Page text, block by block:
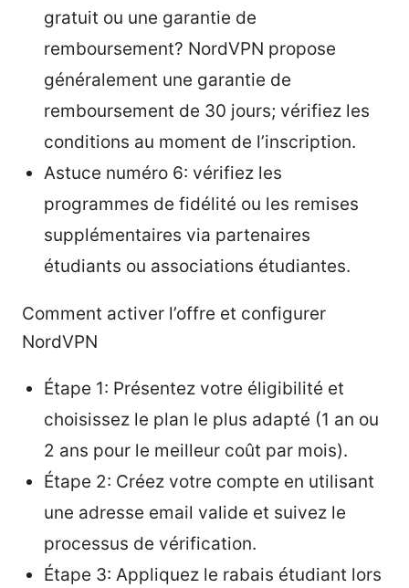
gratuit ou une garantie de
remboursement? NordVPN propose
généralement une garantie de
remboursement de 30 jours; vérifiez les
conditions au moment de l’inscription.
Astuce numéro 6: vérifiez les
programmes de fidélité ou les remises
supplémentaires via partenaires
étudiants ou associations étudiantes.
Comment activer l’offre et configurer
NordVPN
Étape 1: Présentez votre éligibilité et
choisissez le plan le plus adapté (1 an ou
2 ans pour le meilleur coût par mois).
Étape 2: Créez votre compte en utilisant
une adresse email valide et suivez le
processus de vérification.
Étape 3: Appliquez le rabais étudiant lors